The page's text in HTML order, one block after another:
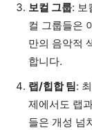
보컬 그룹: 보
컬 그룹들은
만의 음악적
합니다.
랩/힙합 팀:
제에서도 랩
들은 개성 넘